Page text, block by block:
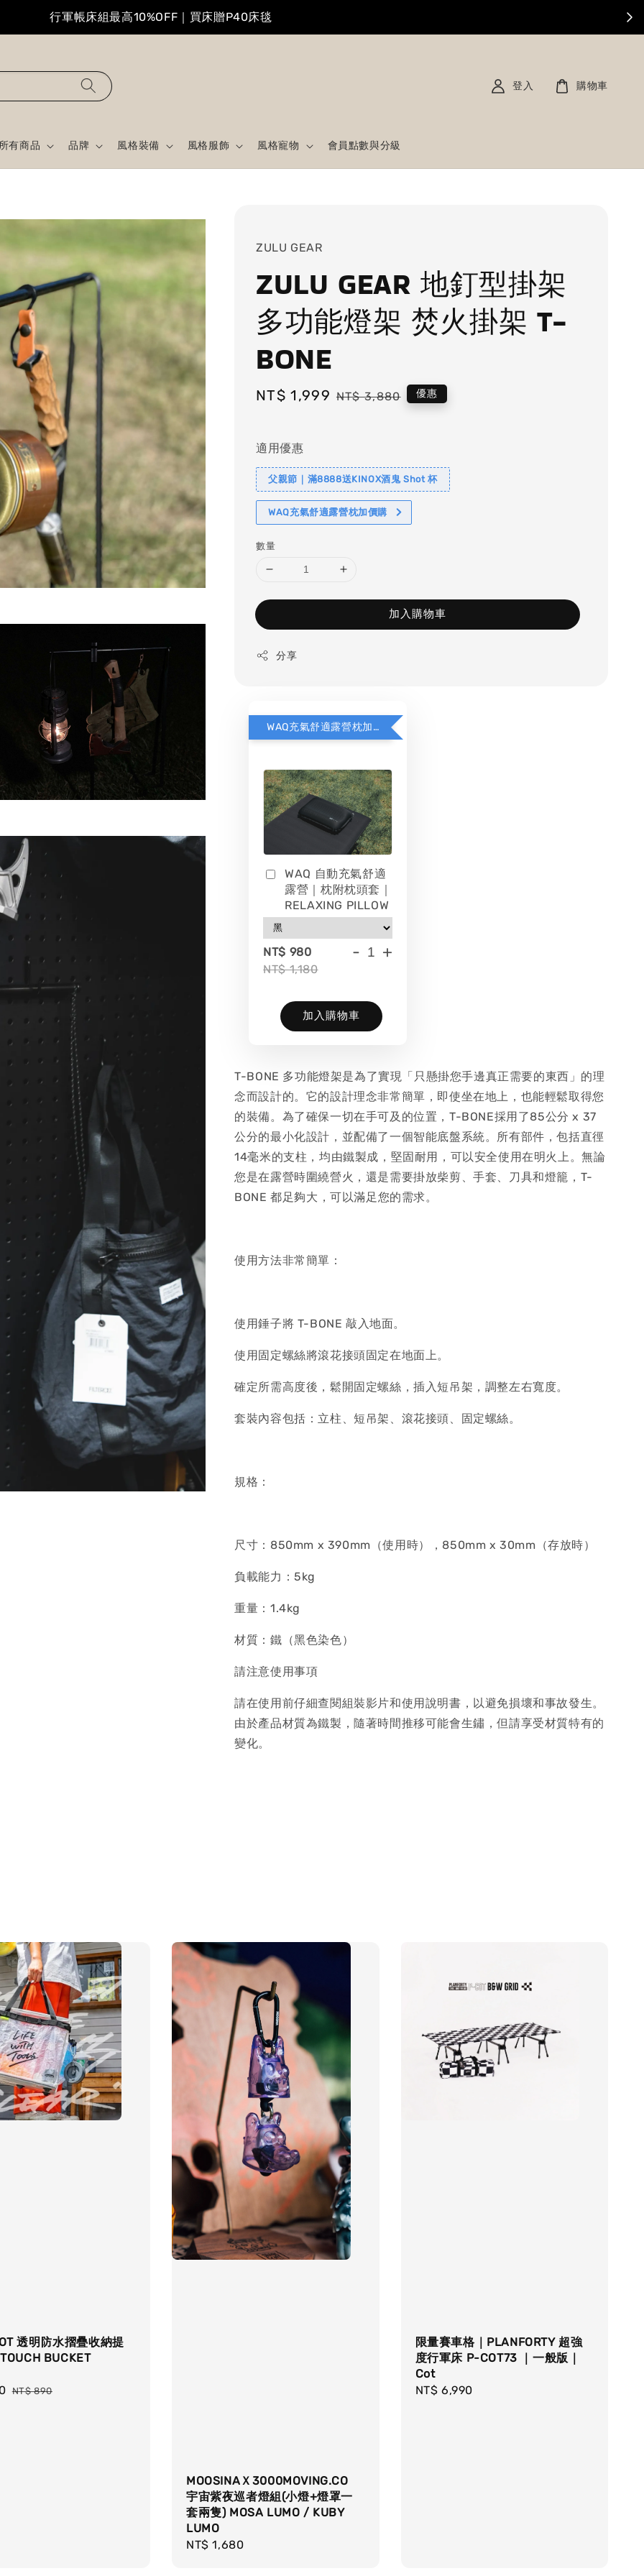
行軍帳床組最高10%OFF｜買床贈P40床毯
有商品 品牌 風格裝備 風格服飾 風格寵物 會員點數與分級
登入 購物車
ZULU GEAR
ZULU GEAR 地釘型掛架
多功能燈架 焚火掛架 T-
BONE
Sale
NT$ 1,999 Regular
NT$ 3,880 優惠
適用優惠
父親節｜滿8888送KINOX酒鬼 Shot 杯
WAQ充氣舒適露營枕加價購
數量
加入購物車
分享
WAQ充氣舒適露營枕加價購
WAQ 自動充氣舒適
露營｜枕附枕頭套｜
RELAXING PILLOW
NT$ 980
NT$ 1,180
- +
加入購物車
T-BONE 多功能燈架是為了實現「只懸掛您手邊真正需要的東西」的理
念而設計的。它的設計理念非常簡單，即使坐在地上，也能輕鬆取得您
的裝備。為了確保一切在手可及的位置，T-BONE採用了85公分 x 37
公分的最小化設計，並配備了一個智能底盤系統。所有部件，包括直徑
14毫米的支柱，均由鐵製成，堅固耐用，可以安全使用在明火上。無論
您是在露營時圍繞營火，還是需要掛放柴剪、手套、刀具和燈籠，T-
BONE 都足夠大，可以滿足您的需求。
使用方法非常簡單：
使用錘子將 T-BONE 敲入地面。
使用固定螺絲將滾花接頭固定在地面上。
確定所需高度後，鬆開固定螺絲，插入短吊架，調整左右寬度。
套裝內容包括：立柱、短吊架、滾花接頭、固定螺絲。
規格：
尺寸：850mm x 390mm（使用時），850mm x 30mm（存放時）
負載能力：5kg
重量：1.4kg
材質：鐵（黑色染色）
請注意使用事項
請在使用前仔細查閱組裝影片和使用說明書，以避免損壞和事故發生。
由於產品材質為鐵製，隨著時間推移可能會生鏽，但請享受材質特有的
變化。
透明防水摺疊收納提
BUCKET
Regular
NT$ 890
MOOSINAＸ3000MOVING.CO
宇宙紫夜巡者燈組(小燈+燈罩一
套兩隻) MOSA LUMO / KUBY
LUMO
Regular
NT$ 1,680
限量賽車格｜PLANFORTY 超強
度行軍床 P-COT73 ｜一般版｜
Cot
Regular
NT$ 6,990